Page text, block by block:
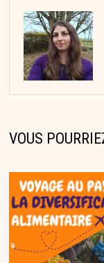
VOUS